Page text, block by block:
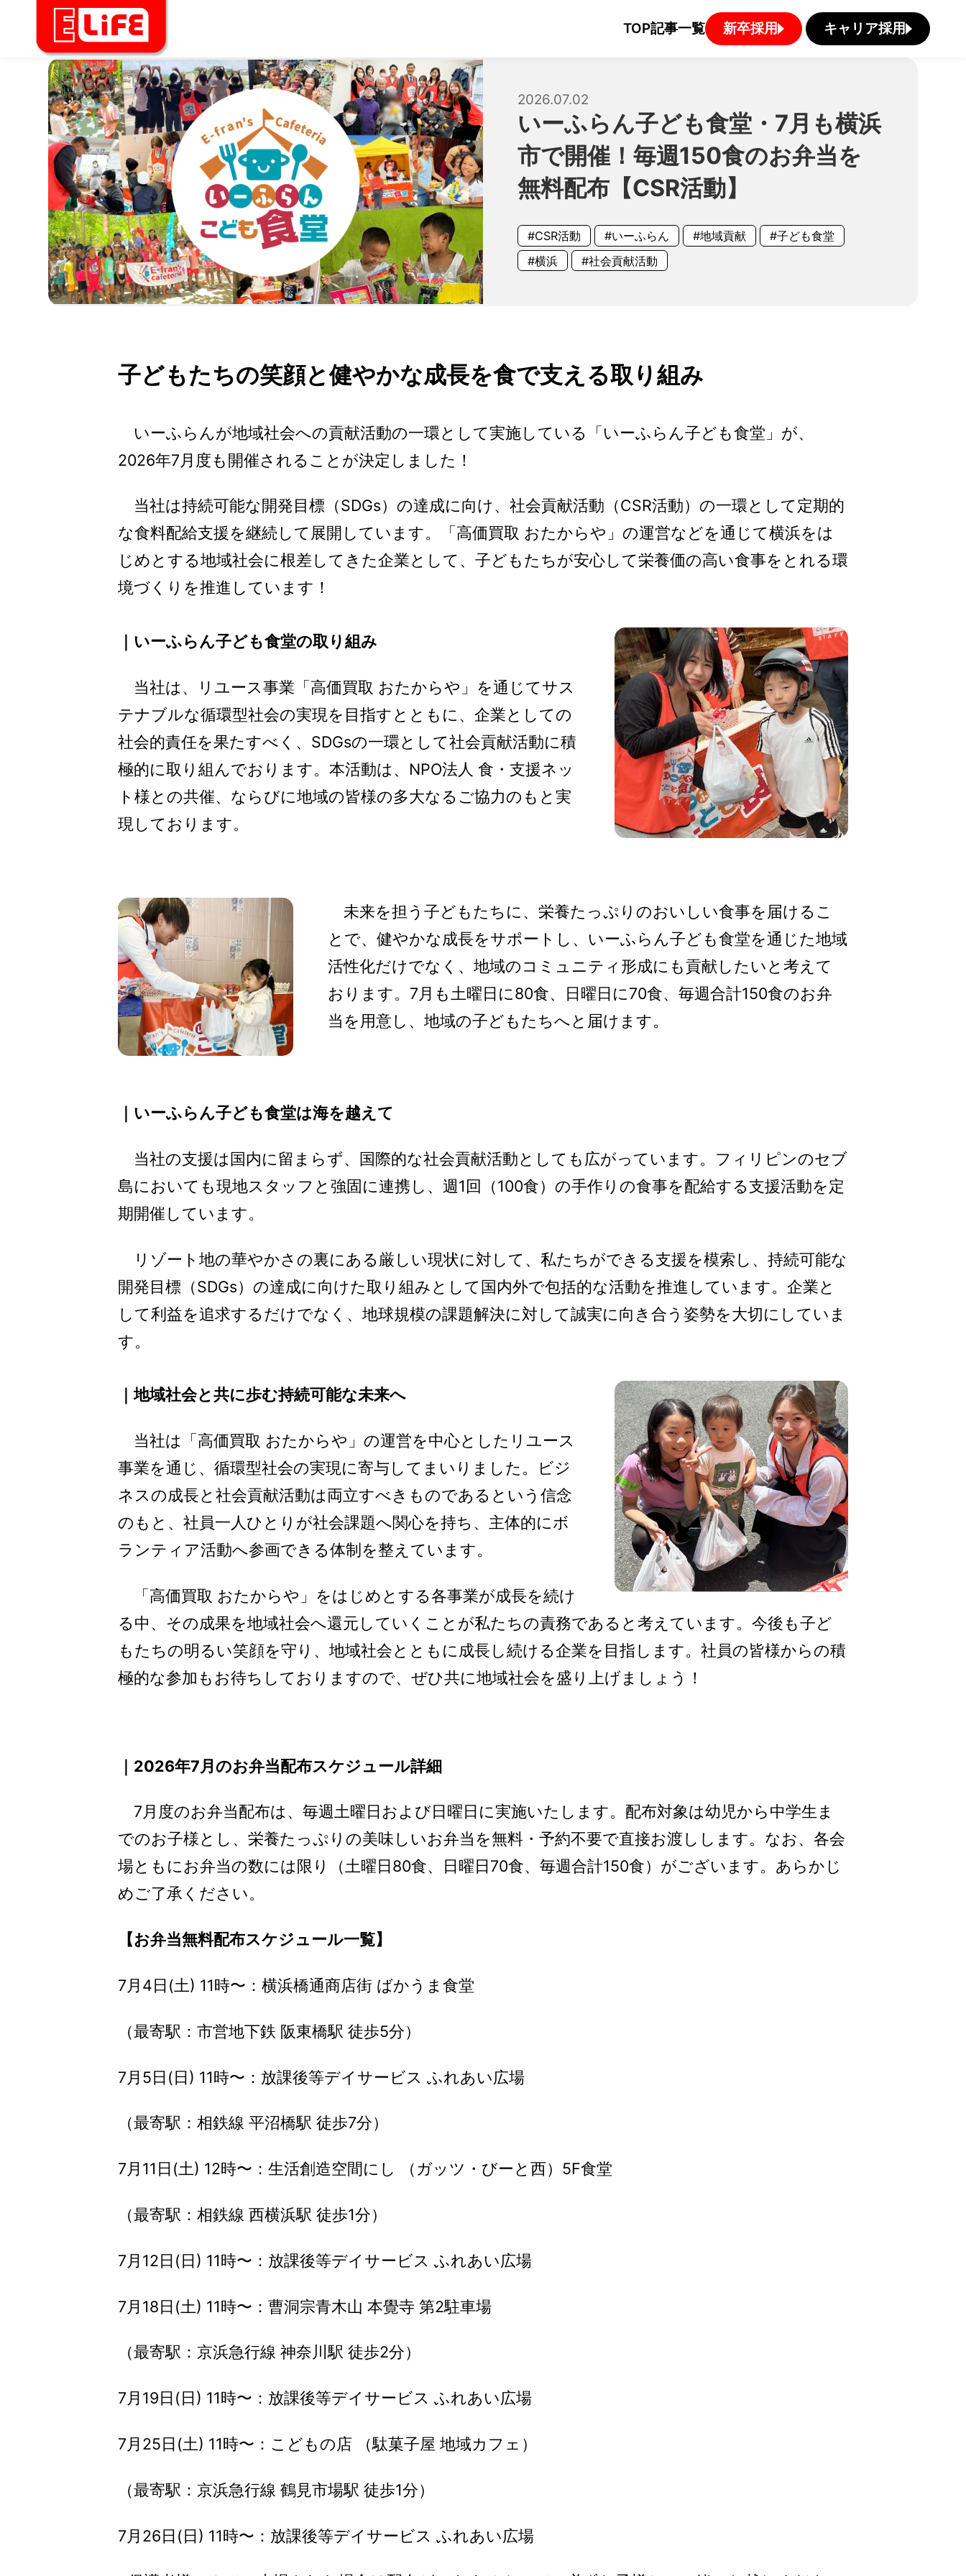
TOP記事一覧 新卒採用 キャリア採用
2026.07.02
いーふらん子ども食堂・7月も横浜
市で開催！毎週150食のお弁当を
無料配布【CSR活動】
#CSR活動 #いーふらん #地域貢献
#子ども食堂
#横浜
#社会貢献活動
子どもたちの笑顔と健やかな成長を食で支える取り組み
いーふらんが地域社会への貢献活動の一環として実施している「いーふらん子ども食堂」が、
2026年7月度も開催されることが決定しました！
当社は持続可能な開発目標（SDGs）の達成に向け、社会貢献活動（CSR活動）の一環として定期的
な食料配給支援を継続して展開しています。「高価買取 おたからや」の運営などを通じて横浜をは
じめとする地域社会に根差してきた企業として、子どもたちが安心して栄養価の高い食事をとれる環
境づくりを推進しています！
｜いーふらん子ども食堂の取り組み
当社は、リユース事業「高価買取 おたからや」を通じてサス
テナブルな循環型社会の実現を目指すとともに、企業としての
社会的責任を果たすべく、SDGsの一環として社会貢献活動に積
極的に取り組んでおります。本活動は、NPO法人 食・支援ネッ
ト様との共催、ならびに地域の皆様の多大なるご協力のもと実
現しております。
未来を担う子どもたちに、栄養たっぷりのおいしい食事を届けるこ
とで、健やかな成長をサポートし、いーふらん子ども食堂を通じた地域
活性化だけでなく、地域のコミュニティ形成にも貢献したいと考えて
おります。7月も土曜日に80食、日曜日に70食、毎週合計150食のお弁
当を用意し、地域の子どもたちへと届けます。
｜いーふらん子ども食堂は海を越えて
当社の支援は国内に留まらず、国際的な社会貢献活動としても広がっています。フィリピンのセブ
島においても現地スタッフと強固に連携し、週1回（100食）の手作りの食事を配給する支援活動を定
期開催しています。
リゾート地の華やかさの裏にある厳しい現状に対して、私たちができる支援を模索し、持続可能な
開発目標（SDGs）の達成に向けた取り組みとして国内外で包括的な活動を推進しています。企業と
して利益を追求するだけでなく、地球規模の課題解決に対して誠実に向き合う姿勢を大切にしていま
す。
｜地域社会と共に歩む持続可能な未来へ
当社は「高価買取 おたからや」の運営を中心としたリユース
事業を通じ、循環型社会の実現に寄与してまいりました。ビジ
ネスの成長と社会貢献活動は両立すべきものであるという信念
のもと、社員一人ひとりが社会課題へ関心を持ち、主体的にボ
ランティア活動へ参画できる体制を整えています。
「高価買取 おたからや」をはじめとする各事業が成長を続け
る中、その成果を地域社会へ還元していくことが私たちの責務であると考えています。今後も子ど
もたちの明るい笑顔を守り、地域社会とともに成長し続ける企業を目指します。社員の皆様からの積
極的な参加もお待ちしておりますので、ぜひ共に地域社会を盛り上げましょう！
｜2026年7月のお弁当配布スケジュール詳細
7月度のお弁当配布は、毎週土曜日および日曜日に実施いたします。配布対象は幼児から中学生ま
でのお子様とし、栄養たっぷりの美味しいお弁当を無料・予約不要で直接お渡しします。なお、各会
場ともにお弁当の数には限り（土曜日80食、日曜日70食、毎週合計150食）がございます。あらかじ
めご了承ください。
【お弁当無料配布スケジュール一覧】
7月4日(土) 11時〜：横浜橋通商店街 ばかうま食堂
（最寄駅：市営地下鉄 阪東橋駅 徒歩5分）
7月5日(日) 11時〜：放課後等デイサービス ふれあい広場
（最寄駅：相鉄線 平沼橋駅 徒歩7分）
7月11日(土) 12時〜：生活創造空間にし （ガッツ・びーと西）5F食堂
（最寄駅：相鉄線 西横浜駅 徒歩1分）
7月12日(日) 11時〜：放課後等デイサービス ふれあい広場
7月18日(土) 11時〜：曹洞宗青木山 本覺寺 第2駐車場
（最寄駅：京浜急行線 神奈川駅 徒歩2分）
7月19日(日) 11時〜：放課後等デイサービス ふれあい広場
7月25日(土) 11時〜：こどもの店 （駄菓子屋 地域カフェ）
（最寄駅：京浜急行線 鶴見市場駅 徒歩1分）
7月26日(日) 11時〜：放課後等デイサービス ふれあい広場